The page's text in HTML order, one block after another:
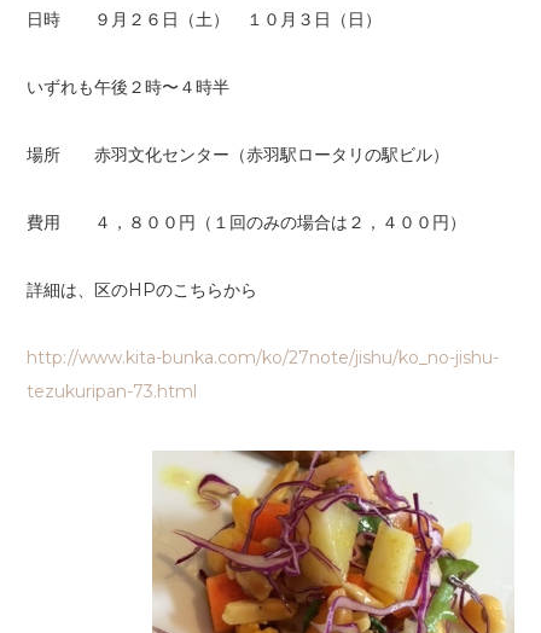
日時 ９月２６日（土） １０月３日（日）
いずれも午後２時〜４時半
場所 赤羽文化センター（赤羽駅ロータリの駅ビル）
費用 ４，８００円（１回のみの場合は２，４００円）
詳細は、区のHPのこちらから
http://www.kita-bunka.com/ko/27note/jishu/ko_no-jishu-
tezukuripan-73.html